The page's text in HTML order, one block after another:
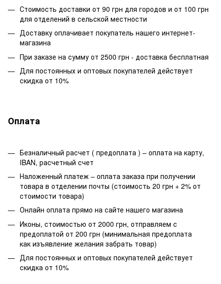
Стоимость доставки от 90 грн для городов и от 100 грн
для отделений в сельской местности
Доставку оплачивает покупатель нашего интернет-
магазина
При заказе на сумму от 2500 грн - доставка бесплатная
Для постоянных и оптовых покупателей действует
скидка от 10%
Оплата
Безналичный расчет ( предоплата ) – оплата на карту,
IBAN, расчетный счет
Наложенный платеж – оплата заказа при получении
товара в отделении почты (стоимость 20 грн + 2% от
стоимости товара)
Онлайн оплата прямо на сайте нашего магазина
Иконы, стоимостью от 2000 грн, отправляем с
предоплатой от 200 грн (минимальная предоплата
как изъявление желания забрать товар)
Для постоянных и оптовых покупателей действует
скидка от 10%